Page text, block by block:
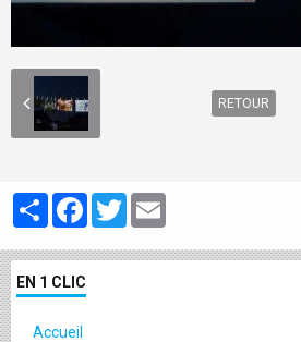
RETOUR
PartagerFacebook
Twitter
EN 1 CLIC
Accueil